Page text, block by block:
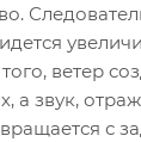
ветер
а звук,
с